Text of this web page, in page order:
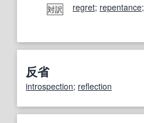
対訳 regret; repentance;
反省
introspection; reflection